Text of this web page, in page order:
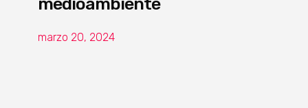
marzo 20, 2024